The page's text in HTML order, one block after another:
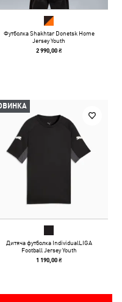
Футболка Shakhtar Donetsk Home
Jersey Youth
2 990,00 ₴
Дитяча футболка IndividualLIGA
Football Jersey Youth
1 190,00 ₴